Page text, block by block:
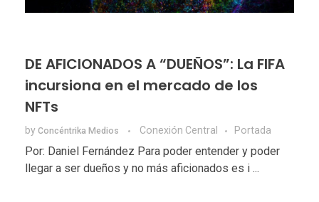
DE AFICIONADOS A “DUEÑOS”: La FIFA
incursiona en el mercado de los
NFTs
by Concéntrika Medios Conexión Central Portada
Por: Daniel Fernández Para poder entender y poder
llegar a ser dueños y no más aficionados es i ...